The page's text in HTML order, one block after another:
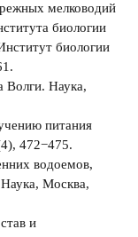
мелководий
биологии
биологии
Наука,
питания
472−475.
водоемов,
Москва,
и